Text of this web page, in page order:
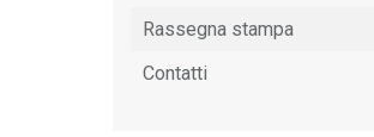
Rassegna stampa
Contatti